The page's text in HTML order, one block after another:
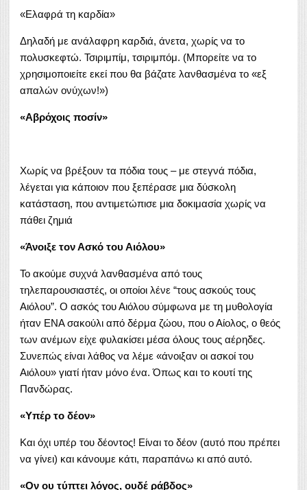
«Ελαφρά τη καρδία»
Δηλαδή με ανάλαφρη καρδιά, άνετα, χωρίς να το
πολυσκεφτώ. Τσιριμπίμ, τσιριμπόμ. (Μπορείτε να το
χρησιμοποιείτε εκεί που θα βάζατε λανθασμένα το «εξ
απαλών ονύχων!»)
«Αβρόχοις ποσίν»
Χωρίς να βρέξουν τα πόδια τους – με στεγνά πόδια,
λέγεται για κάποιον που ξεπέρασε μια δύσκολη
κατάσταση, που αντιμετώπισε μια δοκιμασία χωρίς να
πάθει ζημιά
«Άνοιξε τον Ασκό του Αιόλου»
Το ακούμε συχνά λανθασμένα από τους
τηλεπαρουσιαστές, οι οποίοι λένε “τους ασκούς τους
Αιόλου”. Ο ασκός του Αιόλου σύμφωνα με τη μυθολογία
ήταν ΕΝΑ σακούλι από δέρμα ζώου, που ο Αίολος, ο θεός
των ανέμων είχε φυλακίσει μέσα όλους τους αέρηδες.
Συνεπώς είναι λάθος να λέμε «άνοιξαν οι ασκοί του
Αιόλου» γιατί ήταν μόνο ένα. Όπως και το κουτί της
Πανδώρας.
«Υπέρ το δέον»
Και όχι υπέρ του δέοντος! Είναι το δέον (αυτό που πρέπει
να γίνει) και κάνουμε κάτι, παραπάνω κι από αυτό.
«Ον ου τύπτει λόγος, ουδέ ράβδος»